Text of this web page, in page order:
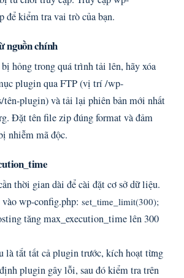
để kiểm tra vai trò của bạn.
nguồn chính
hỏng trong quá trình tải lên, hãy xóa
plugin qua FTP (vị trí /wp-
tên-plugin) và tải lại phiên bản mới nhất
Đặt tên file zip đúng format và đảm
nhiễm mã độc.
thời gian dài để cài đặt cơ sở dữ liệu.
wp-config.php: set_time_limit(300);
tăng max_execution_time lên 300
là tắt tất cả plugin trước, kích hoạt từng
plugin gây lỗi, sau đó kiểm tra trên